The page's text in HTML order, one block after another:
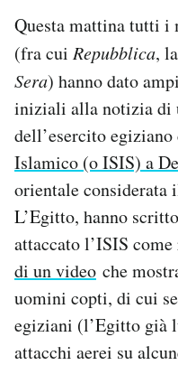
SHOP
CALENDARIO
AREA PERSONALE
Area Personale
Newsletter
Regala il Post
Hai bisogno di aiuto?
Esci
Questa mattina tutti
(fra cui Repubblica, la
Sera) hanno dato
iniziali alla notizia di
dell’esercito
Islamico (o ISIS) a
orientale
L’Egitto, hanno
attaccato l’ISIS
di un video che
uomini copti, di cui
egiziani (l’Egitto già
attacchi aerei su